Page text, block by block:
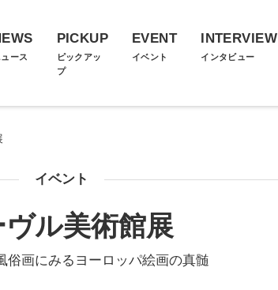
ュース
PICKUP
ピックアッ
プ
EVENT
イベント
INTERVIEW
インタビュー
イベント
ル美術館展
俗画にみるヨーロッパ絵画の真髄